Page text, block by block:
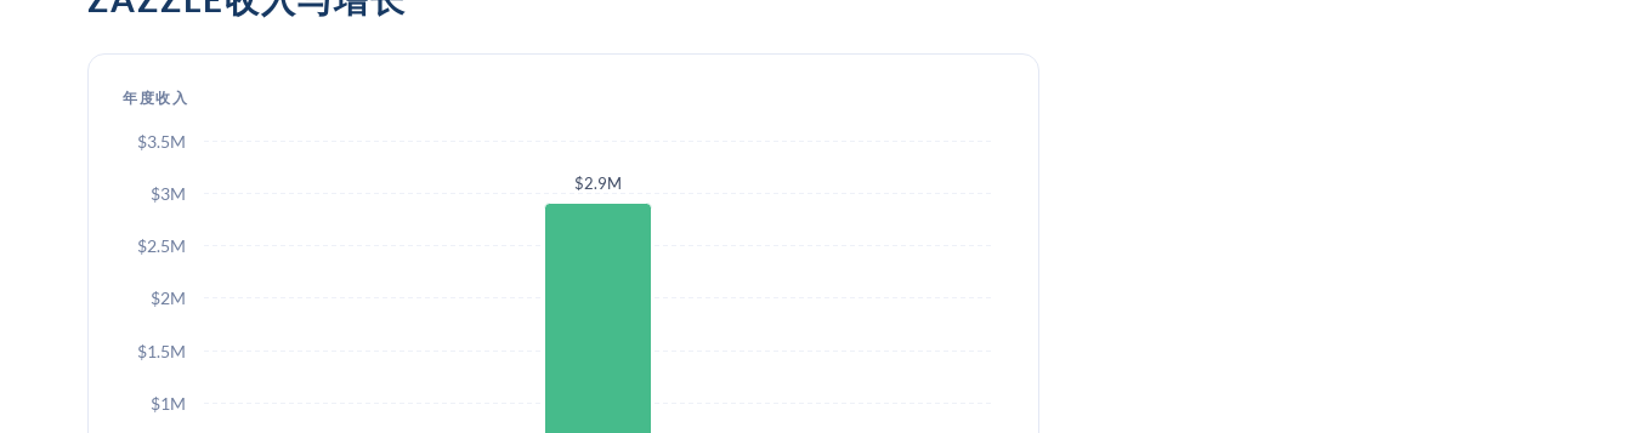
年度收入
$2.9M
$1M
$1.5M
$2M
$2.5M
$3M
$3.5M